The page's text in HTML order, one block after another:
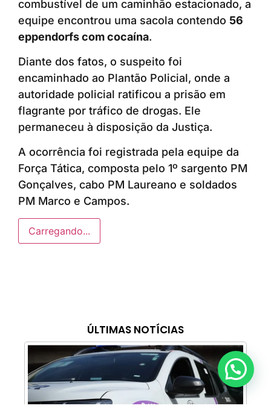
ÚLTIMAS NOTÍCIAS
combustível de um caminhão estacionado, a
equipe encontrou uma sacola contendo 56
eppendorfs com cocaína.
Diante dos fatos, o suspeito foi
encaminhado ao Plantão Policial, onde a
autoridade policial ratificou a prisão em
flagrante por tráfico de drogas. Ele
permaneceu à disposição da Justiça.
A ocorrência foi registrada pela equipe da
Força Tática, composta pelo 1º sargento PM
Gonçalves, cabo PM Laureano e soldados
PM Marco e Campos.
Carregando...
Anunciar ou recomendar matéria